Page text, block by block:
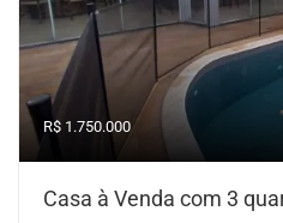
R$ 1.750.000
Casa à Venda com 3